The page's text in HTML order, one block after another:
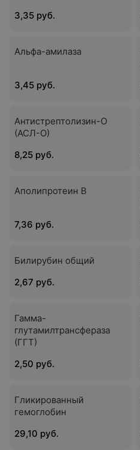
3,35 руб.
Альфа-амилаза
3,45 руб.
Антистрептолизин-О
(АСЛ-О)
8,25 руб.
Аполипротеин В
7,36 руб.
Билирубин общий
2,67 руб.
Гамма-
глутамилтрансфераза
(ГГТ)
2,50 руб.
Гликированный
гемоглобин
29,10 руб.